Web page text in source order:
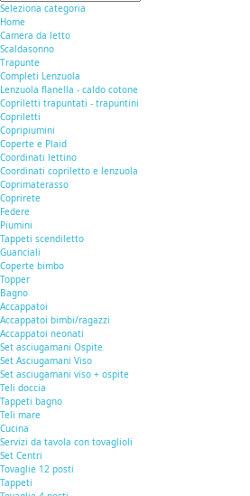
Seleziona categoria
Home
Camera da letto
Scaldasonno
Trapunte
Completi Lenzuola
Lenzuola flanella - caldo cotone
Copriletti trapuntati - trapuntini
Copriletti
Copripiumini
Coperte e Plaid
Coordinati lettino
Coordinati copriletto e lenzuola
Coprimaterasso
Coprirete
Federe
Piumini
Tappeti scendiletto
Guanciali
Coperte bimbo
Topper
Bagno
Accappatoi
Accappatoi bimbi/ragazzi
Accappatoi neonati
Set asciugamani Ospite
Set Asciugamani Viso
Set asciugamani viso + ospite
Teli doccia
Tappeti bagno
Teli mare
Cucina
Servizi da tavola con tovaglioli
Set Centri
Tovaglie 12 posti
Tappeti